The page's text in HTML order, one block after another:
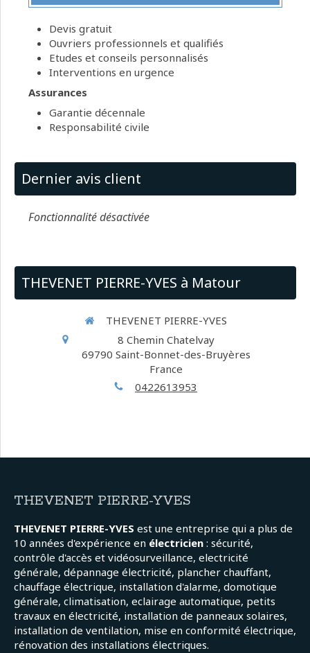
Devis gratuit
Ouvriers professionnels et qualifiés
Etudes et conseils personnalisés
Interventions en urgence
Assurances
Garantie décennale
Responsabilité civile
Dernier avis client
Fonctionnalité désactivée
THEVENET PIERRE-YVES à Matour
THEVENET PIERRE-YVES
8 Chemin Chatelvay
69790 Saint-Bonnet-des-Bruyères
France
0422613953
THEVENET PIERRE-YVES
THEVENET PIERRE-YVES est une entreprise qui a plus de
10 années d'expérience en électricien : sécurité,
contrôle d'accès et vidéosurveillance, electricité
générale, dépannage électricité, plancher chauffant,
chauffage électrique, installation d'alarme, domotique
générale, climatisation, eclairage automatique, petits
travaux en électricité, installation de panneaux solaires,
installation de ventilation, mise en conformité électrique,
rénovation des installations électriques.